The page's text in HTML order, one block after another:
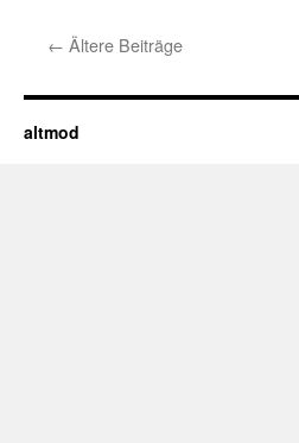
← Ältere Beiträge
altmod